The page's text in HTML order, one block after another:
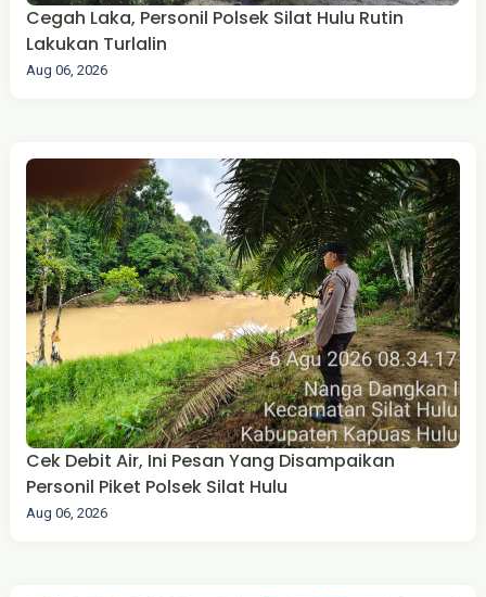
Cegah Laka, Personil Polsek Silat Hulu Rutin
Lakukan Turlalin
Aug 06, 2026
Cek Debit Air, Ini Pesan Yang Disampaikan
Personil Piket Polsek Silat Hulu
Aug 06, 2026